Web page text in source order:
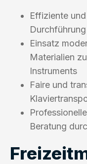
Effiziente
Einsatz
Materialien
Instruments
Faire und
Beratung